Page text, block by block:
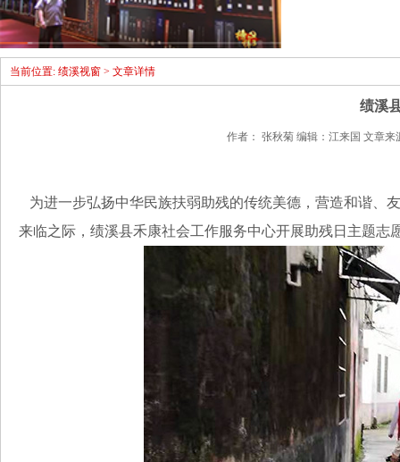
当前位置: 绩溪视窗 > 文章详情
绩溪
作者： 张秋菊 编辑：江来国 文章来
为进一步弘扬中华民族扶弱助残的传统美德，营造和谐、
来临之际，绩溪县禾康社会工作服务中心开展助残日主题志